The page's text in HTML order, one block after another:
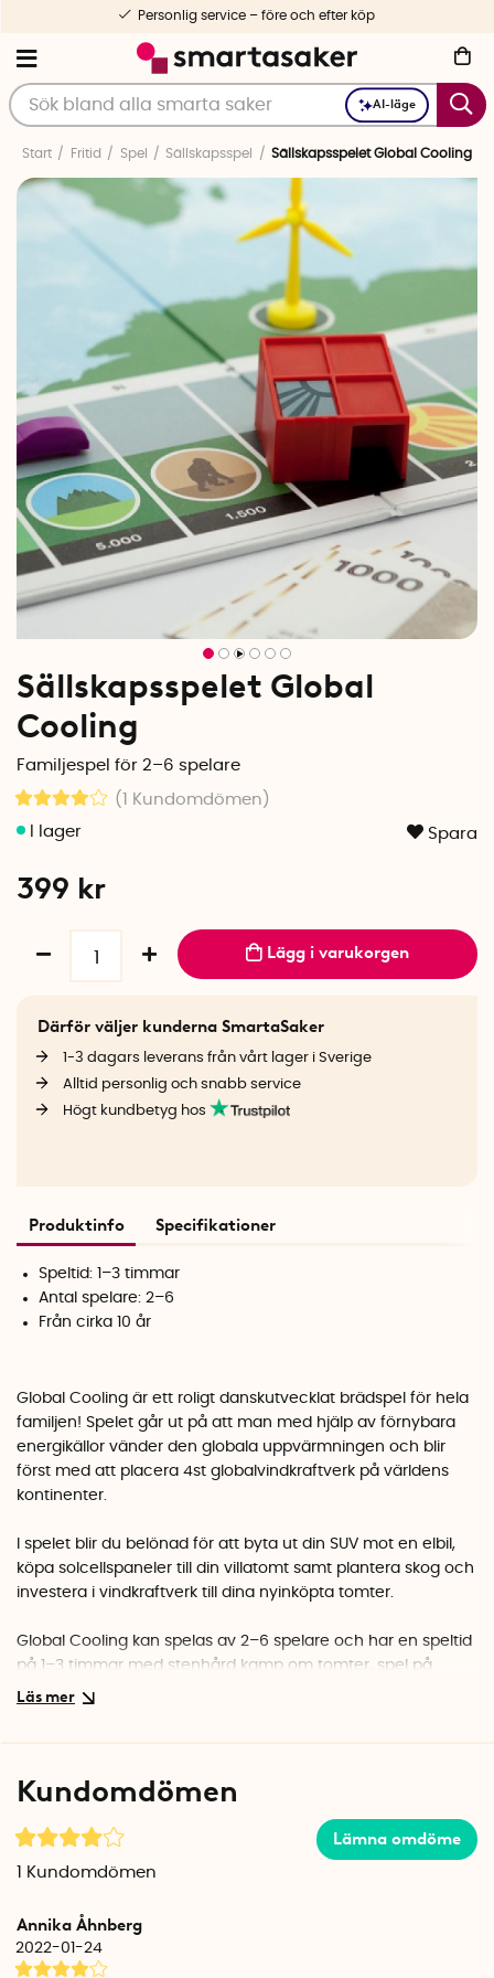
AI-läge
Personlig service – före och efter köp
Start Fritid Spel Sällskapsspel Sällskapsspelet Global Cooling
Sällskapsspelet Global
Cooling
Familjespel för 2–6 spelare
(1 Kundomdömen )
Spara
399 kr
Lägg i varukorgen
Därför väljer kunderna SmartaSaker
1-3 dagars leverans från vårt lager i Sverige
Alltid personlig och snabb service
Högt kundbetyg hos
Produktinfo Specifikationer
Speltid: 1–3 timmar
Antal spelare: 2–6
Från cirka 10 år
Global Cooling är ett roligt danskutvecklat brädspel för hela
familjen! Spelet går ut på att man med hjälp av förnybara
energikällor vänder den globala uppvärmningen och blir
först med att placera 4st globalvindkraftverk på världens
kontinenter.
I spelet blir du belönad för att byta ut din SUV mot en elbil,
köpa solcellspaneler till din villatomt samt plantera skog och
investera i vindkraftverk till dina nyinköpta tomter.
Global Cooling kan spelas av 2–6 spelare och har en speltid
på 1–3 timmar med stenhård kamp om tomter, spel på
kasino, avbrott för sociala medier samt oförutsedda
Spelets gång
startsumma pengar. Genom att slå tärningen kör du runt på
spelplanen med din bil. Beroende på vilken ruta du hamnar
Köpa tomter
Kundomdömen
Lämna omdöme
Kundomdömen
Annika Åhnberg
2022-01-24